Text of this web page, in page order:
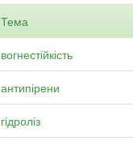
Тема
вогнестійкість
антипірени
гідроліз